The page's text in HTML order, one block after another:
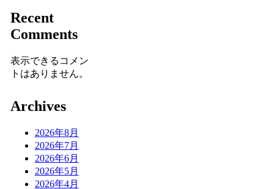
Recent
Comments
表示できるコメン
トはありません。
Archives
2026年8月
2026年7月
2026年6月
2026年5月
2026年4月